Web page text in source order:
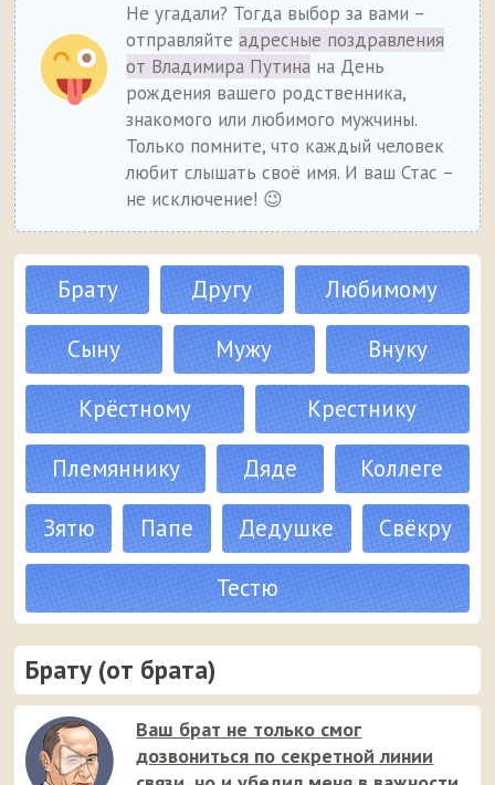
Не угадали? Тогда выбор за вами –
отправляйтеадресные поздравления
от Владимира Путина на День
рождения вашего родственника,
знакомого или любимого мужчины.
Только помните, что каждый человек
любит слышать своё имя. И ваш Стас –
не исключение! 😉
Брату Другу
Любимому
Сыну
Мужу
Внуку
Крёстному
Крестнику
Племяннику
Дяде
Коллеге
Зятю
Папе Дедушке
Свёкру
Тестю
Брату (от брата)
Ваш брат не только смог
дозвониться по секретной линии